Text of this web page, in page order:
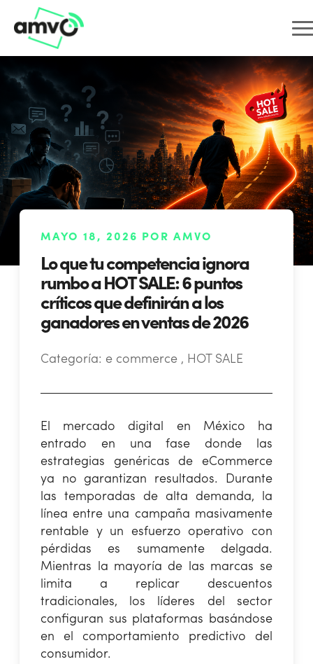
MAYO 18, 2026 POR AMVO
Lo que tu competencia ignora
rumbo a HOT SALE: 6 puntos
críticos que definirán a los
ganadores en ventas de 2026
Categoría: e commerce , HOT SALE
El mercado digital en México ha
entrado en una fase donde las
estrategias genéricas de eCommerce
ya no garantizan resultados. Durante
las temporadas de alta demanda, la
línea entre una campaña masivamente
rentable y un esfuerzo operativo con
pérdidas es sumamente delgada.
Mientras la mayoría de las marcas se
limita a replicar descuentos
tradicionales, los líderes del sector
configuran sus plataformas basándose
en el comportamiento predictivo del
consumidor.